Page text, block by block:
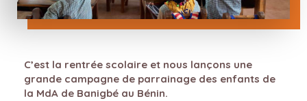
C’est la rentrée scolaire et nous lançons une
grande campagne de parrainage des enfants de
la MdA de Banigbé au Bénin.